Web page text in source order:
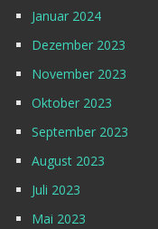
Januar 2024
Dezember 2023
November 2023
Oktober 2023
September 2023
August 2023
Juli 2023
Mai 2023